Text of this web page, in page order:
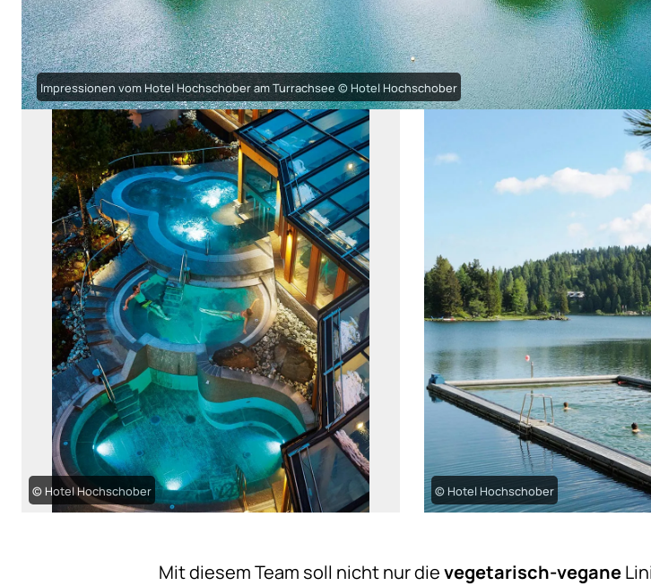
Impressionen vom Hotel Hochschober am Turrachsee © Hotel Hochschober
© Hotel Hochschober © Hotel Hochschober
Mit diesem Team soll nicht nur dievegetarisch-vegane